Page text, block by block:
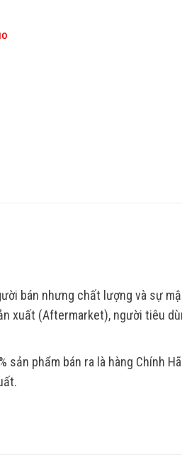
bán nhưng chất lượng và sự
xuất (Aftermarket), người tiêu
phẩm bán ra là hàng Chính